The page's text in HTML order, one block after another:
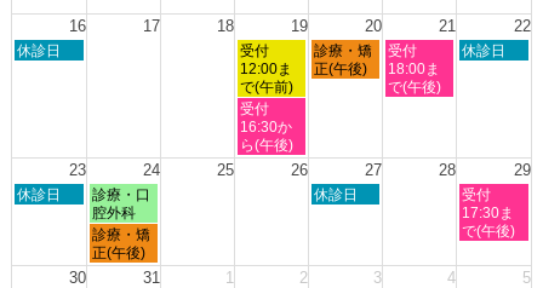
8
月
8
月
12th
2026
8
月
13th
8
月
14th
2026
8
月
16 17 18 19 20 21 22
日
2026
休診日
水
曜
日,
8
月
19th
2026
受付
12:00ま
で(午前)
木
曜
2026
診療・矯
正(午後)
金
曜
日,
2026
受付
18:00ま
で(午後)
土
2026
休診日
水
曜
日,
8
受付
16:30か
ら(午後)
23 24 25 26 27 28 29
日
月
休診日
月
曜
日,
8
月
診療・口
腔外科
木
月
休診日
土
曜
日,
月
受付
17:30ま
で(午後)
月
曜
日,
診療・矯
正(午後)
30 31 1 2 3 4 5